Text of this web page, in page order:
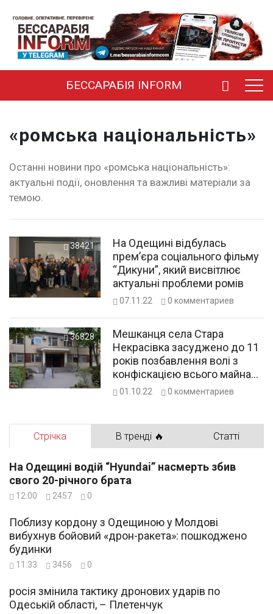
БЕССАРАБІЯ INFORM
«ромська національність»
Останні новини про «ромська національність»:
актуальні події, оновлення та важливі матеріали за
темою.
38421
На Одещині відбулась
прем’єра соціального фільму
“Дикуни”, який висвітлює
актуальні проблеми ромів
07.11.22 0 комментариев
36828
Мешканця села Стара
Некрасівка засуджено до 11
років позбавлення волі з
конфіскацією всього майна
за розбiйний напад на жiнку в
01.10.22 0 комментариев
Стрічка В тренді 🔥 Статті
На Одещині водій “Hyundai” насмерть збив
свого 20-річного брата
12:00 2457 0
Поблизу кордону з Одещиною у Молдові
вибухнув бойовий «дрон-ракета»: пошкоджено
будинки
11:33 3456 0
росія змінила тактику дронових ударів по
Одеській області, – Плетенчук